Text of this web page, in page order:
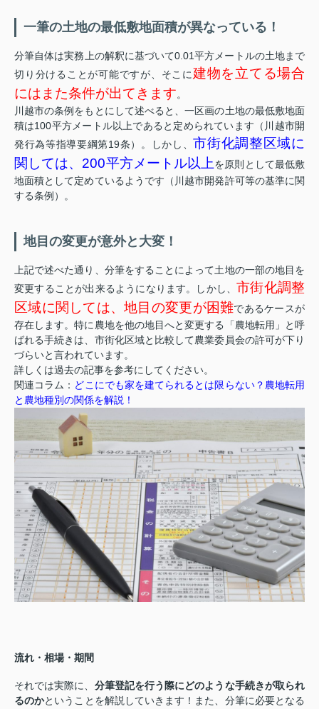
一筆の土地の最低敷地面積が異なっている！
分筆自体は実務上の解釈に基づいて0.01平方メートルの土地まで
切り分けることが可能ですが、そこに建物を立てる場合
にはまた条件が出てきます。
川越市の条例をもとにして述べると、一区画の土地の最低敷地面
積は100平方メートル以上であると定められています（川越市開
発行為等指導要綱第19条）。しかし、 市街化調整区域に
関しては、200平方メートル以上を原則として最低敷
地面積として定めているようです（川越市開発許可等の基準に関
する条例）。
地目の変更が意外と大変！
上記で述べた通り、分筆をすることによって土地の一部の地目を
変更することが出来るようになります。しかし、 市街化調整
区域に関しては、地目の変更が困難であるケースが
存在します。特に農地を他の地目へと変更する「農地転用」と呼
ばれる手続きは、市街化区域と比較して農業委員会の許可が下り
づらいと言われています。
詳しくは過去の記事を参考にしてください。
関連コラム： どこにでも家を建てられるとは限らない？農地転用
と農地種別の関係を解説！
流れ・相場・期間
それでは実際に、 分筆登記を行う際にどのような手続きが取られ
るのかということを解説していきます！また、分筆に必要となる